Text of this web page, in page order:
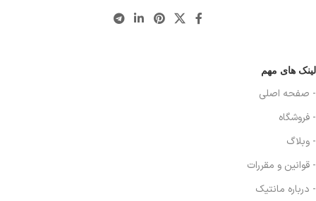
لینک های مهم
- صفحه اصلی
- فروشگاه
- وبلاگ
- قوانین و مقررات
- درباره مانتیک